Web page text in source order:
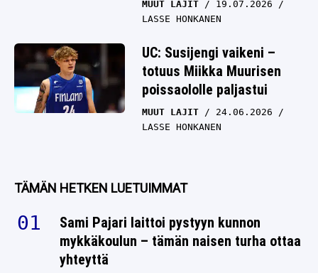
MUUT LAJIT
19.07.2026
LASSE HONKANEN
UC: Susijengi vaikeni –
totuus Miikka Muurisen
poissaololle paljastui
MUUT LAJIT
24.06.2026
LASSE HONKANEN
TÄMÄN HETKEN LUETUIMMAT
Sami Pajari laittoi pystyyn kunnon
mykkäkoulun – tämän naisen turha ottaa
yhteyttä